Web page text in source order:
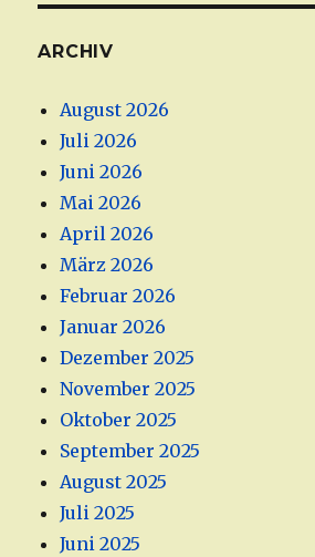
ARCHIV
August 2026
Juli 2026
Juni 2026
Mai 2026
April 2026
März 2026
Februar 2026
Januar 2026
Dezember 2025
November 2025
Oktober 2025
September 2025
August 2025
Juli 2025
Juni 2025